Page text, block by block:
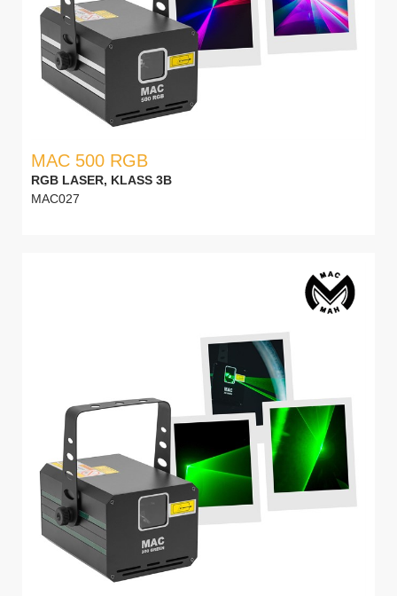
MAC 500 RGB
RGB LASER, KLASS 3B
MAC027